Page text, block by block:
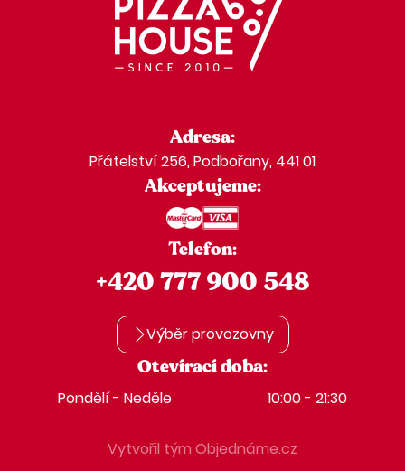
Adresa:
Přátelství 256, Podbořany, 441 01
Akceptujeme:
Telefon:
+420 777 900 548
Výběr provozovny
Otevírací doba:
Pondělí - Neděle 10:00 - 21:30
Vytvořil tým Objednáme.cz